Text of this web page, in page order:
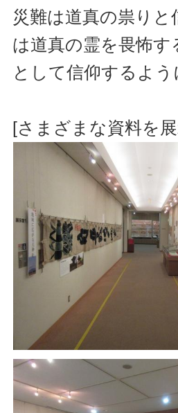
災難は道真の祟りと
は道真の霊を畏怖す
として信仰するよう
[さまざまな資料を